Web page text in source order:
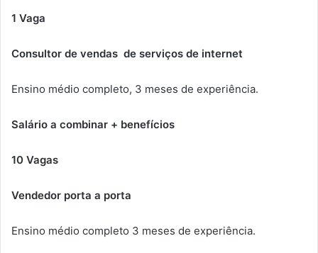
1 Vaga
Consultor de vendas de serviços de internet
Ensino médio completo, 3 meses de experiência.
Salário a combinar + benefícios
10 Vagas
Vendedor porta a porta
Ensino médio completo 3 meses de experiência.